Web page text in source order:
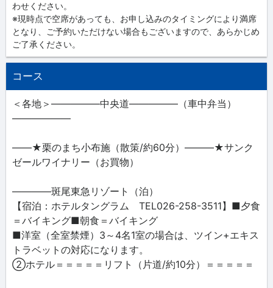
わせください。
※現時点で空席があっても、お申し込みのタイミングにより満席
となり、ご予約いただけない場合もございますので、あらかじめ
ご了承ください。
コース
＜各地＞―――――中央道―――――（車中弁当）
――――――
――★栗のまち小布施（散策/約60分）―――★サンク
ゼールワイナリー（お買物）
――――斑尾東急リゾート（泊）
【宿泊：ホテルタングラム TEL026-258-3511】■夕食
＝バイキング■朝食＝バイキング
■洋室（全室禁煙）3～4名1室の場合は、ツイン+エキス
トラベットの対応になります。
②ホテル＝＝＝＝＝リフト（片道/約10分）＝＝＝＝＝